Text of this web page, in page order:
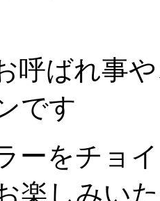
呼ばれ事
です
ーをチョ
楽しみい